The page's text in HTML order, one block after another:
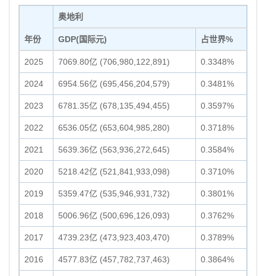
年份
奥地利
GDP(国际元) 占世界%
2025 7069.80亿 (706,980,122,891) 0.3348%
2024 6954.56亿 (695,456,204,579) 0.3481%
2023 6781.35亿 (678,135,494,455) 0.3597%
2022 6536.05亿 (653,604,985,280) 0.3718%
2021 5639.36亿 (563,936,272,645) 0.3584%
2020 5218.42亿 (521,841,933,098) 0.3710%
2019 5359.47亿 (535,946,931,732) 0.3801%
2018 5006.96亿 (500,696,126,093) 0.3762%
2017 4739.23亿 (473,923,403,470) 0.3789%
2016 4577.83亿 (457,782,737,463) 0.3864%